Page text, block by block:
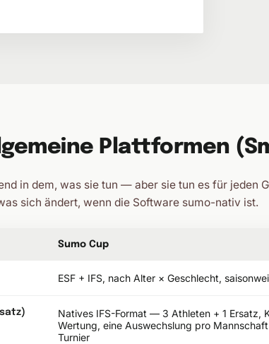
Plattformen
in dem, was sie tun — aber sie tun es für jeden
sich ändert, wenn die Software sumo-nativ ist.
Sumo Cup
ESF + IFS, nach Alter × Geschlecht,
Natives IFS-Format — 3 Athleten + 1 Ersatz,
Wertung, eine Auswechslung pro
Turnier